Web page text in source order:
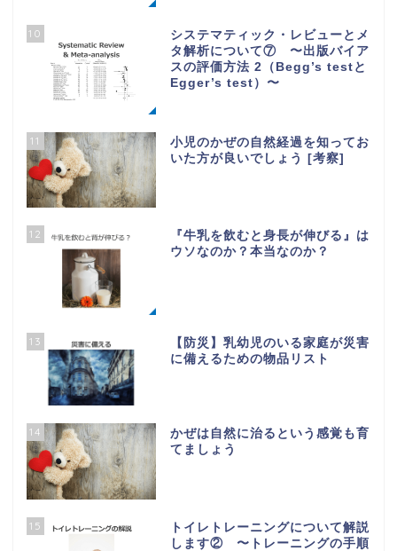
10
システマティック・レビューとメ
タ解析について⑦ 〜出版バイア
スの評価方法 2（Begg’s testと
Egger’s test）〜
11
小児のかぜの自然経過を知ってお
いた方が良いでしょう [考察]
12
『牛乳を飲むと身長が伸びる』は
ウソなのか？本当なのか？
13
【防災】乳幼児のいる家庭が災害
に備えるための物品リスト
14
かぜは自然に治るという感覚も育
てましょう
15
トイレトレーニングについて解説
します② 〜トレーニングの手順